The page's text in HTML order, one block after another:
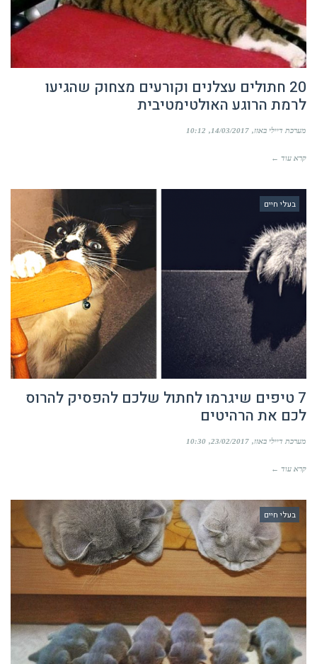
20 חתולים עצלנים וקורעים מצחוק שהגיעו
לרמת הרוגע האולטימטיבית
מערכת דיילי באזז 14/03/2017
10:12
קרא עוד ←
בעלי חיים
7 טיפים שיגרמו לחתול שלכם להפסיק להרוס
לכם את הרהיטים
מערכת דיילי באזז 23/02/2017
10:30
קרא עוד ←
בעלי חיים